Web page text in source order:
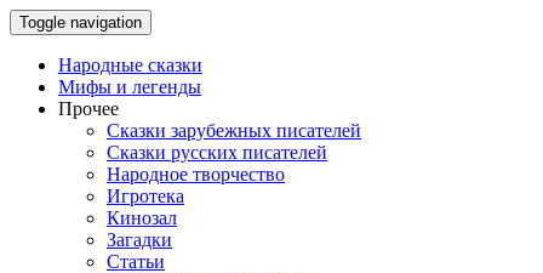
Toggle navigation
Народные сказки
Мифы и легенды
Прочее
Сказки зарубежных писателей
Сказки русских писателей
Народное творчество
Игротека
Кинозал
Загадки
Статьи